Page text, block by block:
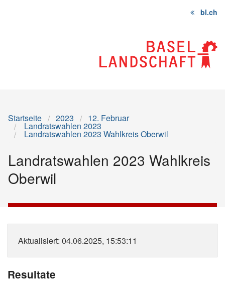
bl.ch
Startseite 2023 12. Februar
Landratswahlen 2023
Landratswahlen 2023 Wahlkreis Oberwil
Landratswahlen 2023 Wahlkreis
Oberwil
Aktualisiert: 04.06.2025, 15:53:11
Resultate